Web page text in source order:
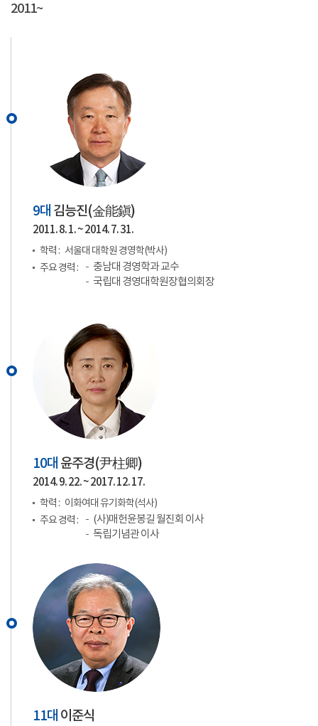
2011~
9대 김능진(金能鎭)
2011. 8. 1. ~ 2014. 7. 31.
학력 : 서울대 대학원 경영학(박사)
주요 경력 :
충남대 경영학과 교수
국립대 경영대학원장협의회장
10대 윤주경(尹柱卿)
2014. 9. 22. ~ 2017. 12. 17.
학력 : 이화여대 유기화학(석사)
주요 경력 :
(사)매헌윤봉길 월진회 이사
독립기념관 이사
11대 이준식